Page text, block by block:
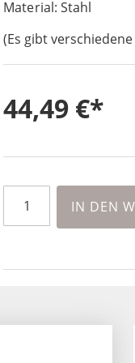
Material: Stahl
(Es gibt
44,49 €
IN DEN